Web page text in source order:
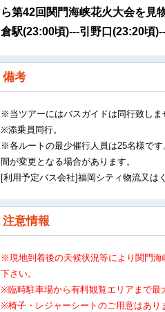
ら第42回関門海峡花火大会を見
倉駅(23:00頃)---引野口(23:20頃
備考
※当ツアーにはバスガイドは同行致しま
※添乗員同行。
※各ルートの最少催行人員は25名様で
間が変更となる場合があります。
[利用予定バス会社]福岡シティ物流又は
注意情報
※現地到着後の天候状況等により関門
下さい。
※臨時駐車場から有料観覧エリアまで最
※椅子・レジャーシートのご用意はあり